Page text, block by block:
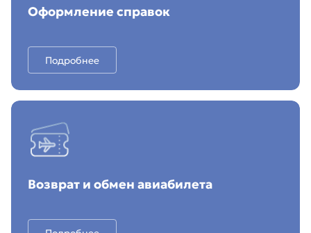
Оформление справок
Подробнее
Возврат и обмен авиабилета